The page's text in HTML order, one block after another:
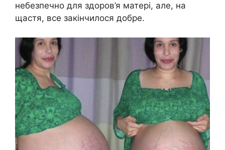
небезпечно для здоров’я матері, але, на
щастя, все закінчилося добре.